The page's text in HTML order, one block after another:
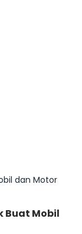
dan Motor
Buat Mobil